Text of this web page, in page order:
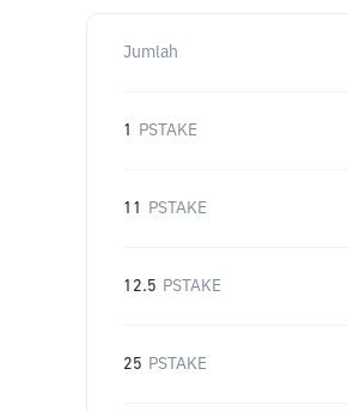
Jumlah
1 PSTAKE
11 PSTAKE
12.5 PSTAKE
25 PSTAKE